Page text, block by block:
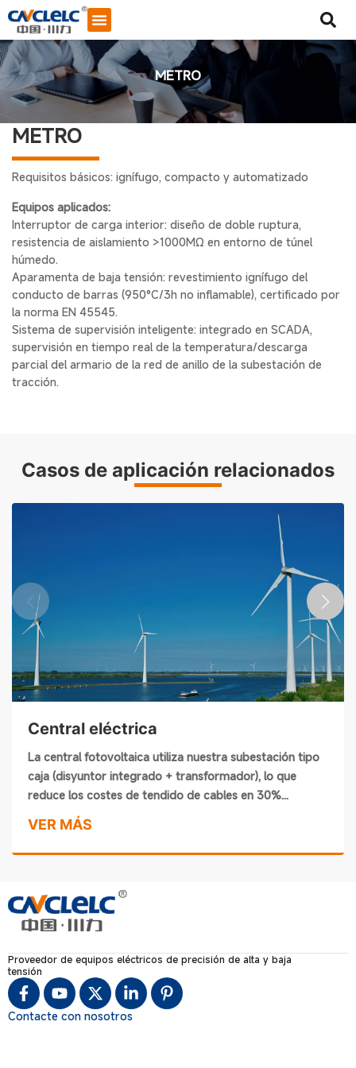
METRO
METRO
Requisitos básicos: ignífugo, compacto y automatizado
Equipos aplicados:
Interruptor de carga interior: diseño de doble ruptura,
resistencia de aislamiento >1000MΩ en entorno de túnel
húmedo.
Aparamenta de baja tensión: revestimiento ignífugo del
conducto de barras (950°C/3h no inflamable), certificado por
la norma EN 45545.
Sistema de supervisión inteligente: integrado en SCADA,
supervisión en tiempo real de la temperatura/descarga
parcial del armario de la red de anillo de la subestación de
tracción.
Casos de aplicación relacionados
Central eléctrica
La central fotovoltaica utiliza nuestra subestación tipo
caja (disyuntor integrado + transformador), lo que
reduce los costes de tendido de cables en 30%...
VER MÁS
Iniciar chat
Proveedor de equipos eléctricos de precisión de alta y baja
tensión
Contacte con nosotros